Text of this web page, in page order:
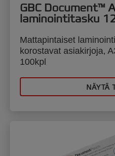
GBC Document™
laminointitasku
Mattapintaiset
korostavat asiakirjoja,
100kpl
NÄYTÄ